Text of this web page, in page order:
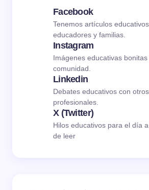
Facebook
Tenemos artículos
educadores y familias.
Instagram
Imágenes educativas
comunidad.
Linkedin
Debates educativos con otros
profesionales.
X (Twitter)
Hilos educativos para el día
de leer